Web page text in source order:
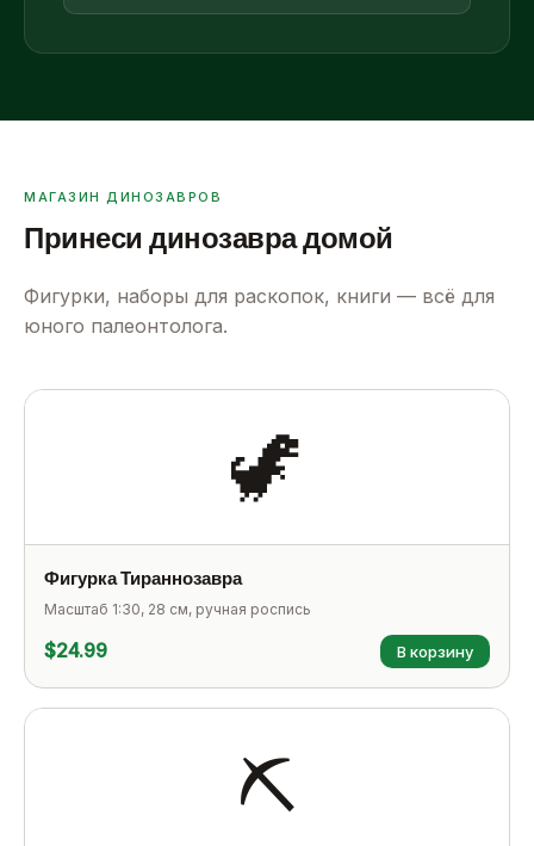
МАГАЗИН ДИНОЗАВРОВ
Принеси динозавра домой
Фигурки, наборы для раскопок, книги — всё для
юного палеонтолога.
🦖
Фигурка Тираннозавра
Масштаб 1:30, 28 см, ручная роспись
$24.99 В корзину
⛏️